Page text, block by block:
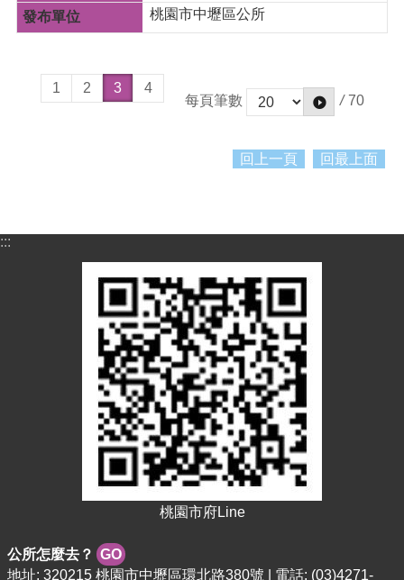
桃園市中壢區公所
1 2 3
4
每頁筆數
/ 70
回上一頁 回最上面
:::
桃園市府Line
公所怎麼去？ GO
地址: 320215 桃園市中壢區環北路380號 | 電話: (03)4271-